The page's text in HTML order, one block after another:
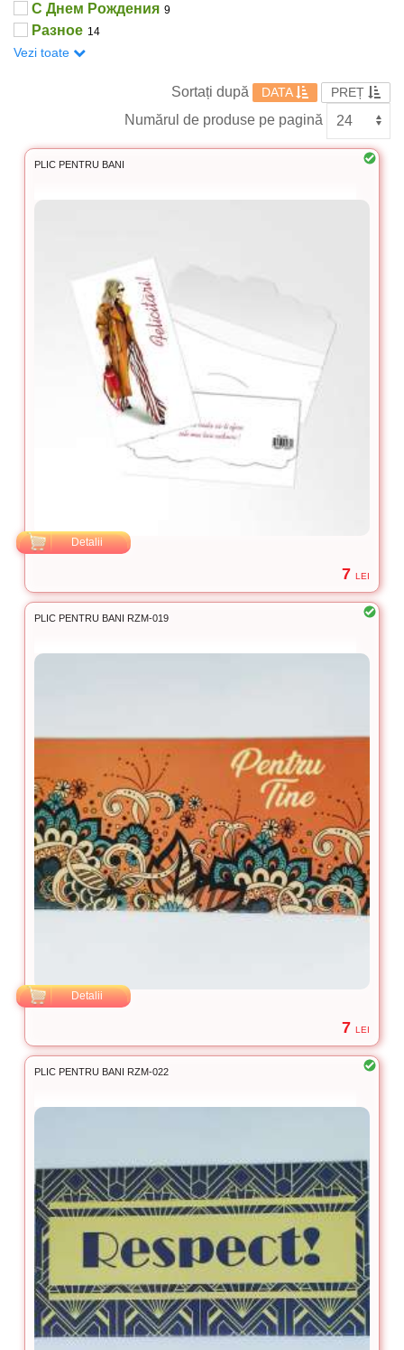
С Днем Рождения 9
Разное 14
Vezi toate
Sortați după DATA PREȚ
Numărul de produse pe pagină
PLIC PENTRU BANI
Detalii
7 LEI
PLIC PENTRU BANI RZM-019
Detalii
7 LEI
PLIC PENTRU BANI RZM-022